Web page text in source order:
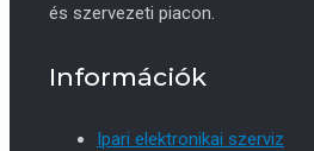
és szervezeti piacon.
Információk
Ipari elektronikai szerviz